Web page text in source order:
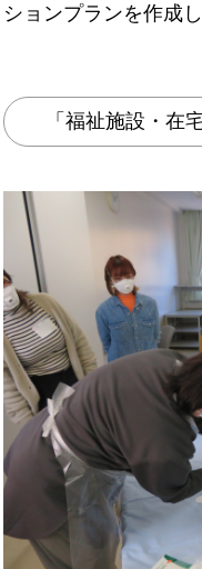
ションプランを作成
「福祉施設・在